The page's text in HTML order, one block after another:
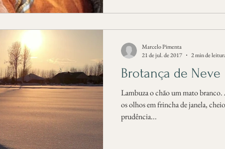
Brotança de Neve
Lambuza o chão um mato
os olhos em frincha de janela,
prudência...
Marcelo Pimenta
21 de jul. de 2017
2 min de